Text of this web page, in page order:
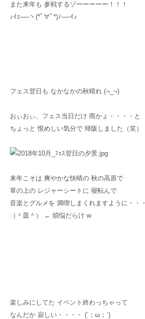
また来年も 参戦するゾーーーーー！！！
♪ｲｪ──ヽ(*ﾟ∀ﾟ*)ﾉ──ｲ♪
フェス翌日も なかなかの秋晴れ (¬_¬)
おぃおぃ、フェス当日だけ 雨かょ・・・・と
ちょっと 恨めしい気分で 帰阪しました（笑）
来年こそは 爽やかな快晴の 秋の高原で
草の上の レジャーシートに 寝転んで
音楽とグルメを 満喫しまくれますように・・・
（＾皿＾） ← 煩悩だらけ w
楽しみにしてた イベント終わっちゃって
なんだか 寂しい・・・・ (´；ω；`)